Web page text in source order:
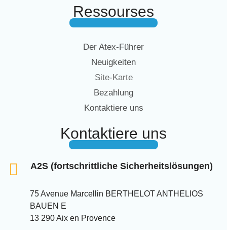
Ressourses
Der Atex-Führer
Neuigkeiten
Site-Karte
Bezahlung
Kontaktiere uns
Kontaktiere uns
A2S (fortschrittliche Sicherheitslösungen)
75 Avenue Marcellin BERTHELOT ANTHELIOS
BAUEN E
13 290 Aix en Provence